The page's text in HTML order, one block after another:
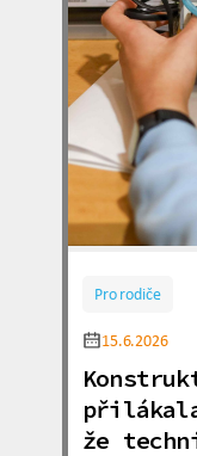
Pro rodiče
15.6.2026
že